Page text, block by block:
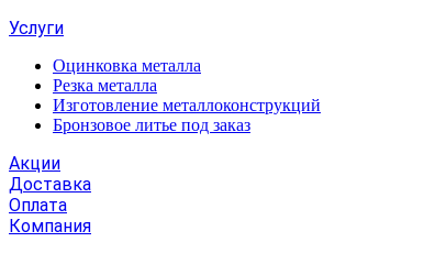
Услуги
Оцинковка металла
Резка металла
Изготовление металлоконструкций
Бронзовое литье под заказ
Акции
Доставка
Оплата
Компания